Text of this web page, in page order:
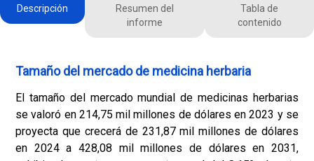
Descripción
Resumen del
informe
Tabla de
contenido
Tamaño del mercado de medicina herbaria
El tamaño del mercado mundial de medicinas herbarias
se valoró en 214,75 mil millones de dólares en 2023 y se
proyecta que crecerá de 231,87 mil millones de dólares
en 2024 a 428,08 mil millones de dólares en 2031,